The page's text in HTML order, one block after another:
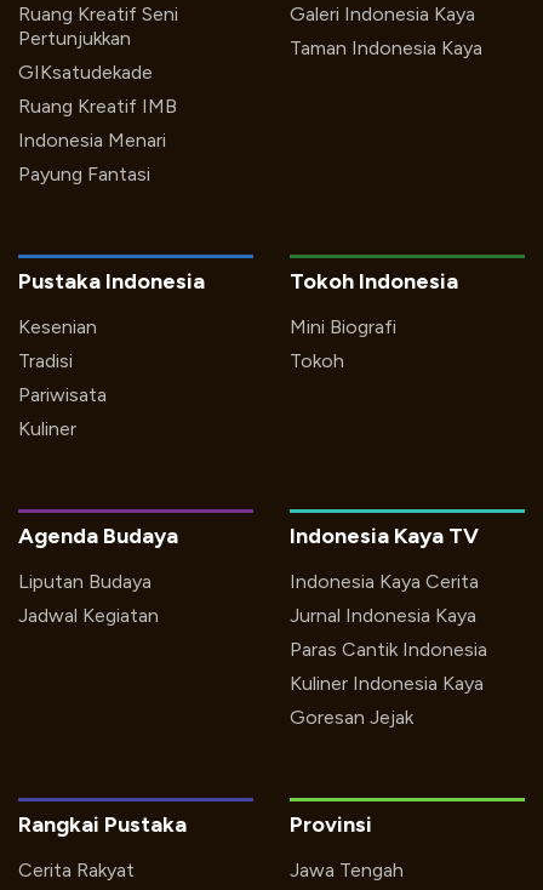
Ruang Kreatif Seni
Pertunjukkan
GIKsatudekade
Ruang Kreatif IMB
Indonesia Menari
Payung Fantasi
Galeri Indonesia Kaya
Taman Indonesia Kaya
Pustaka Indonesia
Kesenian
Tradisi
Pariwisata
Kuliner
Tokoh Indonesia
Mini Biografi
Tokoh
Indonesia Kaya TV
Indonesia Kaya Cerita
Jurnal Indonesia Kaya
Paras Cantik Indonesia
Kuliner Indonesia Kaya
Goresan Jejak
Agenda Budaya
Liputan Budaya
Jadwal Kegiatan
Rangkai Pustaka
Cerita Rakyat
Provinsi
Jawa Tengah